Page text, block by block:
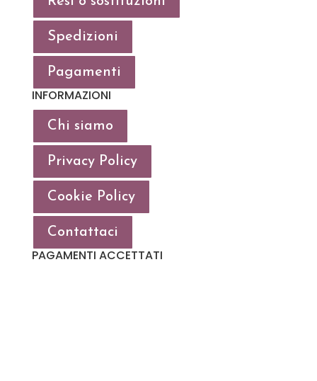
Spedizioni
Pagamenti
INFORMAZIONI
Chi siamo
Privacy Policy
Cookie Policy
Contattaci
PAGAMENTI ACCETTATI